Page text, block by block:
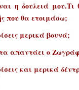
η δουλειά μου.Τι
που θα ετοιμάσω;
μερικά βουνά;
απαντάει ο
και μερικά